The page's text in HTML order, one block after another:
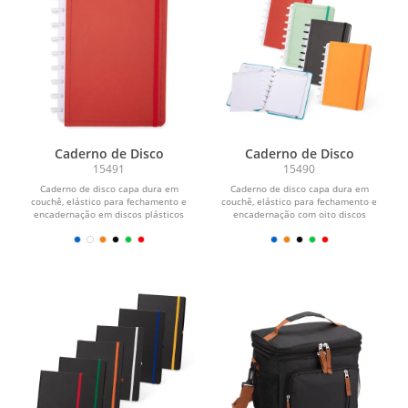
Caderno de Disco
15491
Caderno de disco capa dura em
couchê, elástico para fechamento e
encadernação em discos plásticos
Caderno de Disco
15490
Caderno de disco capa dura em
couchê, elástico para fechamento e
encadernação com oito discos